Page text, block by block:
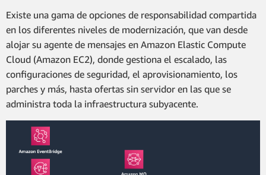
Existe una gama de opciones de responsabilidad compartida
en los diferentes niveles de modernización, que van desde
alojar su agente de mensajes en Amazon Elastic Compute
Cloud (Amazon EC2), donde gestiona el escalado, las
configuraciones de seguridad, el aprovisionamiento, los
parches y más, hasta ofertas sin servidor en las que se
administra toda la infraestructura subyacente.